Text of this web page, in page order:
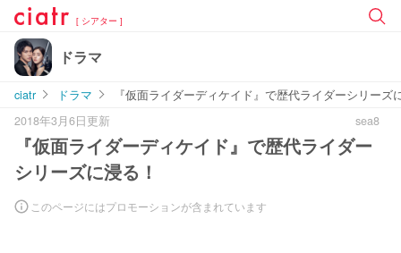
[ シアター ]
ドラマ
ciatr ドラマ
『仮面ライダーディケイド』で歴代ライダーシリーズ
2018年3月6日更新
sea8
『仮面ライダーディケイド』で歴代ライダー
シリーズに浸る！
このページにはプロモーションが含まれています